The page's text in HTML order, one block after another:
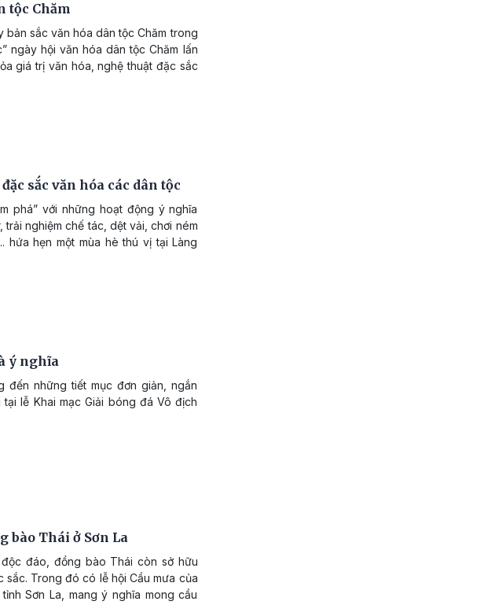
tộc Chăm
bản sắc văn hóa dân tộc Chăm trong
ngày hội văn hóa dân tộc Chăm lấn
giá trị văn hóa, nghệ thuật đặc sắc
sắc văn hóa các dân tộc
phá” với những hoạt động ý nghĩa
trải nghiệm chế tác, dệt vải, chơi ném
hẹn một mùa hè thú vị tại Làng
ý nghĩa
đến những tiết mục đơn giản, ngắn
lễ Khai mạc Giải bóng đá Vô địch
bào Thái ở Sơn La
đáo, đồng bào Thái còn sở hữu
Trong đó có lễ hội Cầu mưa của
Sơn La, mang ý nghĩa mong cầu